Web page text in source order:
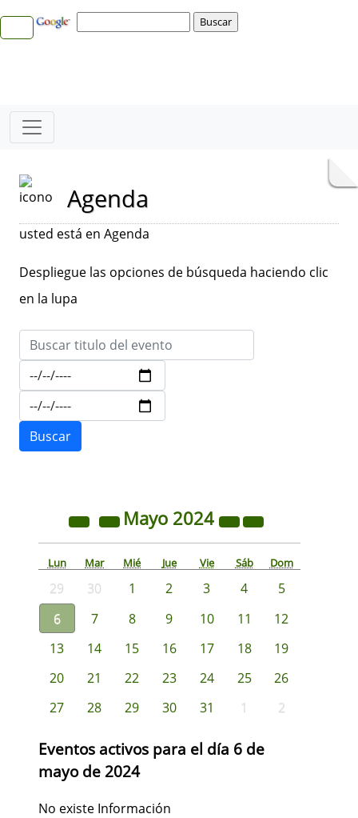
Agenda
usted está en Agenda
Despliegue las opciones de búsqueda haciendo clic
en la lupa
Mayo 2024
Lun Mar Mié Jue Vie Sáb Dom
29 30 1 2 3 4
5
6
7 8 9 10 11
12
13
14 15 16 17 18
19
20
21 22 23 24 25
26
27
28 29 30 31 1 2
Eventos activos para el día 6 de
mayo de 2024
No existe Información